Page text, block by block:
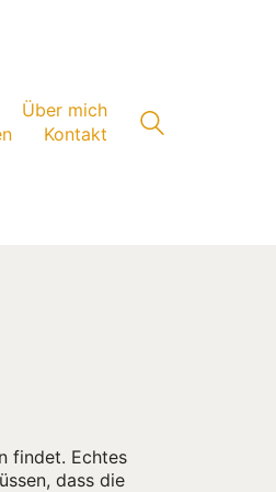
Über mich
Kontakt
findet. Echtes
dass die